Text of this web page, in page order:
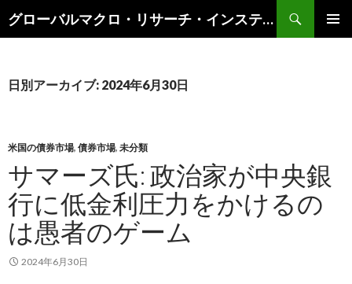
グローバルマクロ・リサーチ・インスティテュート
索
ン
キ
ッ
プ
日別アーカイブ: 2024年6月30日
米国の債券市場, 債券市場, 未分類
サマーズ氏: 政治家が中央銀
行に低金利圧力をかけるの
は愚者のゲーム
2024年6月30日